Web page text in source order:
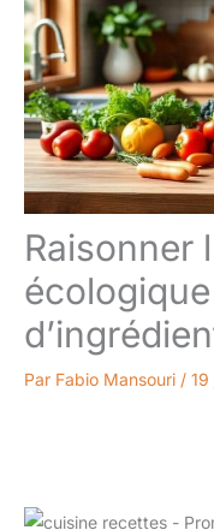
Raisonner
Par Fabio Mansouri /